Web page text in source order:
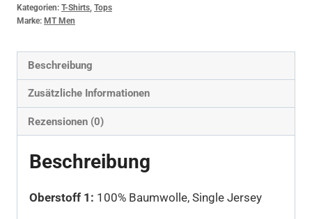
Kategorien: T-Shirts Tops
Marke: MT Men
Beschreibung
Zusätzliche Informationen
Rezensionen (0)
Beschreibung
Oberstoff 1: 100% Baumwolle, Single Jersey